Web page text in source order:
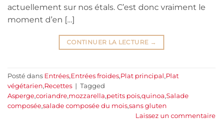
actuellement sur nos étals. C’est donc vraiment le
moment d’en […]
CONTINUER LA LECTURE →
Posté dans Entrées,Entrées froides,Plat principal,Plat
végétarien,Recettes | Tagged
Asperge,coriandre,mozzarella,petits pois,quinoa,Salade
composée,salade composée du mois,sans gluten
Laissez un commentaire